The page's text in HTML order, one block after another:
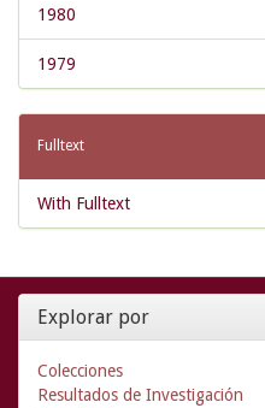
1980
1979
Fulltext
With Fulltext
Explorar por
Colecciones
Resultados de Investigación